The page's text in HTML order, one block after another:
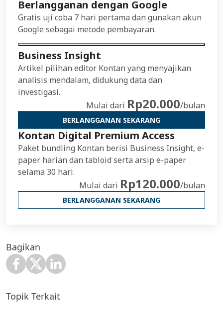
Berlangganan dengan Google
Gratis uji coba 7 hari pertama dan gunakan akun
Google sebagai metode pembayaran.
Business Insight
Artikel pilihan editor Kontan yang menyajikan
analisis mendalam, didukung data dan
investigasi.
Mulai dari Rp20.000/bulan
BERLANGGANAN SEKARANG
Kontan Digital Premium Access
Paket bundling Kontan berisi Business Insight, e-
paper harian dan tabloid serta arsip e-paper
selama 30 hari.
Mulai dari Rp120.000/bulan
BERLANGGANAN SEKARANG
Bagikan
Topik Terkait